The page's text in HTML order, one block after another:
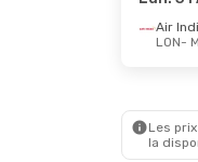
- Jeu. 15 Oct.
Air
LON-
Les
la